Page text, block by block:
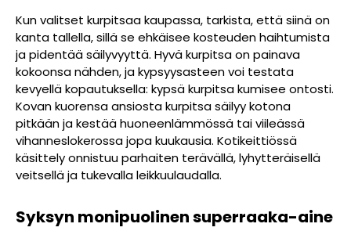
Kun valitset kurpitsaa kaupassa, tarkista, että siinä on
kanta tallella, sillä se ehkäisee kosteuden haihtumista
ja pidentää säilyvyyttä. Hyvä kurpitsa on painava
kokoonsa nähden, ja kypsyysasteen voi testata
kevyellä kopautuksella: kypsä kurpitsa kumisee ontosti.
Kovan kuorensa ansiosta kurpitsa säilyy kotona
pitkään ja kestää huoneenlämmössä tai viileässä
vihanneslokerossa jopa kuukausia. Kotikeittiössä
käsittely onnistuu parhaiten terävällä, lyhytteräisellä
veitsellä ja tukevalla leikkuulaudalla.
Syksyn monipuolinen superraaka-aine